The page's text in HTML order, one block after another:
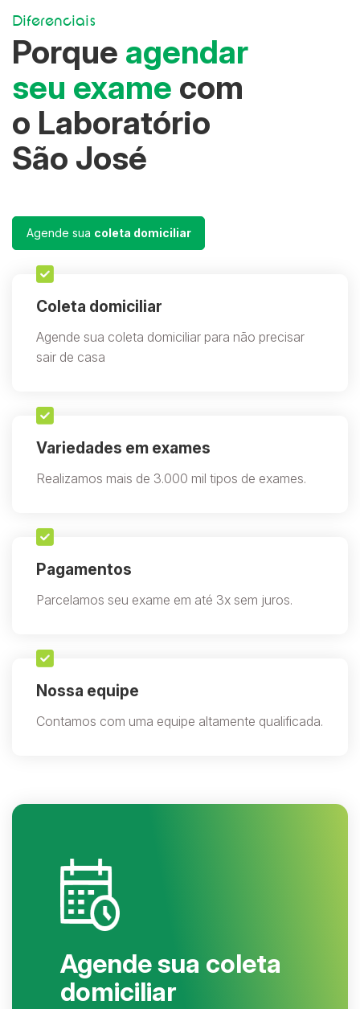
Diferenciais
Porque agendar
seu exame com
o Laboratório
São José
Agende sua coleta domiciliar
Coleta domiciliar
Agende sua coleta domiciliar para não precisar
sair de casa
Variedades em exames
Realizamos mais de 3.000 mil tipos de exames.
Pagamentos
Parcelamos seu exame em até 3x sem juros.
Nossa equipe
Contamos com uma equipe altamente qualificada.
Agende sua coleta
domiciliar